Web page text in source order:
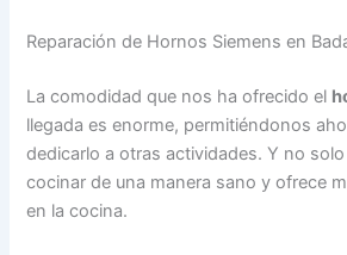
Reparación de Hornos Siemens en
La comodidad que nos ha ofrecido el
llegada es enorme, permitiéndonos
dedicarlo a otras actividades. Y no
cocinar de una manera sano y ofrece
en la cocina.